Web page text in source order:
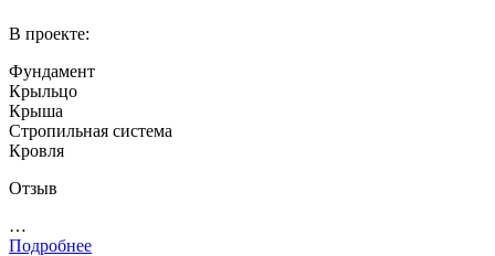
В проекте:
Фундамент
Крыльцо
Крыша
Стропильная система
Кровля
Отзыв
…
Подробнее